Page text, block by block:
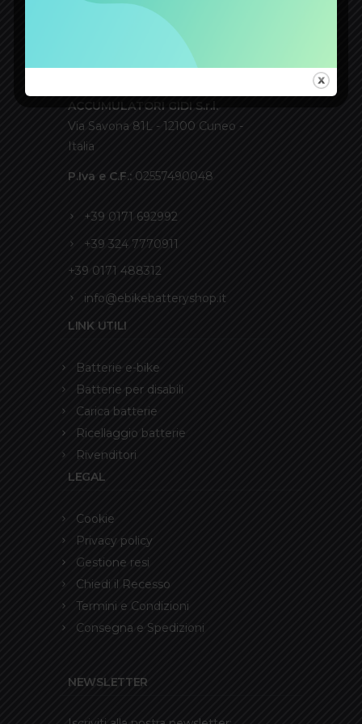
ACCUMULATORI GIDI S.r.l.
Via Savona 81L - 12100 Cuneo -
Italia
P.Iva e C.F.: 02557490048
+39 0171 692992
+39 324 7770911
+39 0171 488312
info@ebikebatteryshop.it
LINK UTILI
Batterie e-bike
Batterie per disabili
Carica batterie
Ricellaggio batterie
Rivenditori
LEGAL
Cookie
Privacy policy
Gestione resi
Chiedi il Recesso
Termini e Condizioni
Consegna e Spedizioni
NEWSLETTER